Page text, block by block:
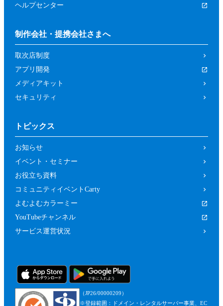
ヘルプセンター
制作会社・提携会社さまへ
取次店制度
アプリ開発
メディアキット
セキュリティ
トピックス
お知らせ
イベント・セミナー
お役立ち資料
コミュニティイベントCarty
よむよむカラーミー
YouTubeチャンネル
サービス運営状況
（JP26/00000209）
※登録範囲：ドメイン・レンタルサーバー事業、EC